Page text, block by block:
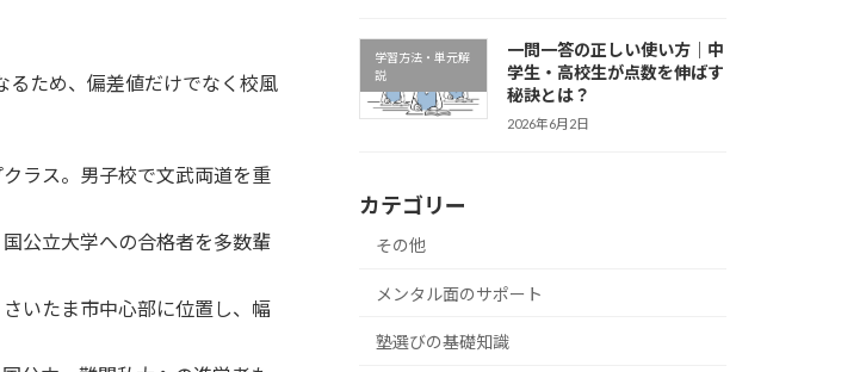
るため、偏差値だけでなく校風
ラス。男子校で文武両道を重
公立大学への合格者を多数輩
いたま市中心部に位置し、幅
学習方法・単元解
説
一問一答の正しい使い方｜中
学生・高校生が点数を伸ばす
秘訣とは？
2026年6月2日
カテゴリー
その他
メンタル面のサポート
塾選びの基礎知識